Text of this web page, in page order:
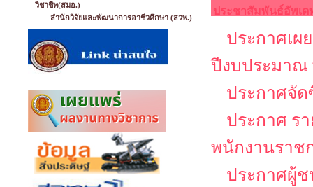
วิชาชีพ(สมอ.)
สำนักวิจัยและพัฒนาการอาชีวศึกษา (สวพ.)
ประชาสัมพันธ์อัพเด
ประกาศเผ
ปีงบประมาณ
ประกาศจัด
ประกาศ ร
พนักงานราช
ประกาศผู้ช